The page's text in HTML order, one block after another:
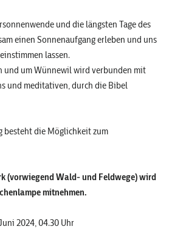
und die längsten Tage des
einen Sonnenaufgang erleben und uns
lassen.
und um Wünnewil wird verbunden mit
und meditativen, durch die Bibel
besteht die Möglichkeit zum
(vorwiegend Wald- und Feldwege) wird
mitnehmen.
2024, 04.30 Uhr